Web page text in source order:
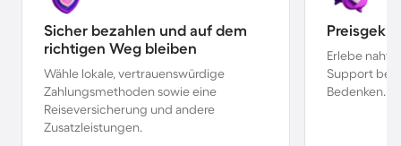
Sicher bezahlen und auf dem
richtigen Weg bleiben
Wähle lokale, vertrauenswürdige
Zahlungsmethoden sowie eine
Reiseversicherung und andere
Zusatzleistungen.
Erlebe
Support bei
Bedenken.